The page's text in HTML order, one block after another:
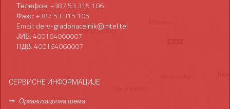
Телефон: +387 53 315 106
Факс: +387 53 315 105
Email: derv-gradonacelnik@mtel.tel
ЈИБ: 400164060007
ПДВ: 400164060007
СЕРВИСНЕ ИНФОРМАЦИЈЕ
Организациона шема